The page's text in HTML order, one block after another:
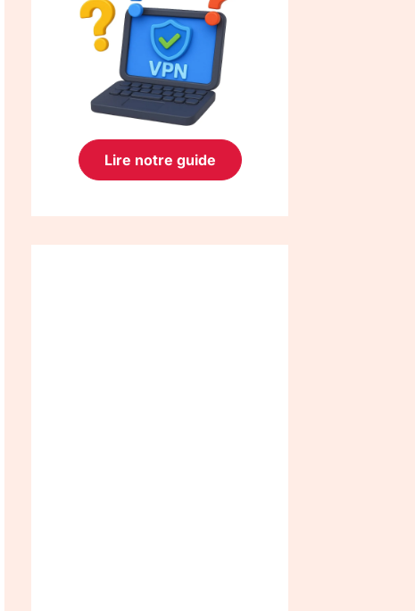
Lire notre guide